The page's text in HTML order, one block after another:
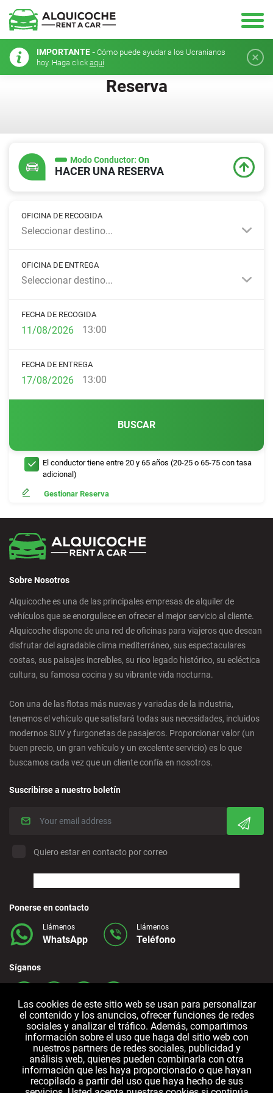
IMPORTANTE - Cómo puede ayudar a los Ucranianos
hoy. Haga click aquí
Reserva
Modo Conductor: On
HACER UNA RESERVA
OFICINA DE RECOGIDA
Seleccionar destino...
OFICINA DE ENTREGA
Seleccionar destino...
FECHA DE RECOGIDA
13:00
FECHA DE ENTREGA
13:00
BUSCAR
El conductor tiene entre 20 y 65 años (20-25 o 65-75 con tasa
adicional)
Gestionar Reserva
Sobre Nosotros
Alquicoche es una de las principales empresas de alquiler de
vehículos que se enorgullece en ofrecer el mejor servicio al cliente.
Alquicoche dispone de una red de oficinas para viajeros que desean
disfrutar del agradable clima mediterráneo, sus espectaculares
costas, sus paisajes increíbles, su rico legado histórico, su ecléctica
cultura, su famosa cocina y su vibrante vida nocturna.
Con una de las flotas más nuevas y variadas de la industria,
tenemos el vehículo que satisfará todas sus necesidades, incluidos
modernos SUV y furgonetas de pasajeros. Proporcionar valor (un
buen precio, un gran vehículo y un excelente servicio) es lo que
buscamos cada vez que un cliente confía en nosotros.
Suscribirse a nuestro boletín
Quiero estar en contacto por correo
Ponerse en contacto
Llámenos
WhatsApp
Llámenos
Teléfono
Síganos
Términos y
Condiciones
Política de
Privacidad
Política de
cookies
Las cookies de este sitio web se usan para personalizar
el contenido y los anuncios, ofrecer funciones de redes
sociales y analizar el tráfico. Además, compartimos
información sobre el uso que haga del sitio web con
nuestros partners de redes sociales, publicidad y
análisis web, quienes pueden combinarla con otra
información que les haya proporcionado o que hayan
recopilado a partir del uso que haya hecho de sus